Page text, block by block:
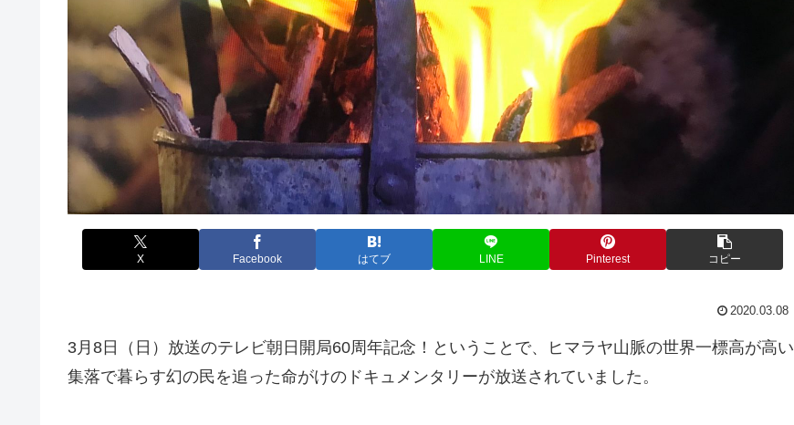
X Facebook はてブ LINE Pinterest コピー
2020.03.08
3月8日（日）放送のテレビ朝日開局60周年記念！ということで、ヒマラヤ山脈の世界一標高が高い
集落で暮らす幻の民を追った命がけのドキュメンタリーが放送されていました。